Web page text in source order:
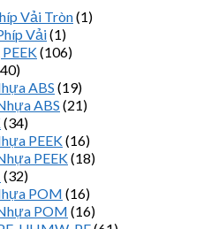
Vải Tròn(1)
Vải(1)
(106)
ABS (19)
ABS (21)
(34)
PEEK(16)
PEEK(18)
(32)
POM (16)
POM (16)